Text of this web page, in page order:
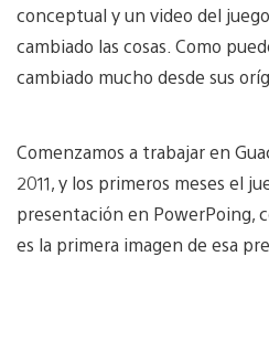
conceptual y un video del
cambiado las cosas. Como
cambiado mucho desde sus
Comenzamos a trabajar en
2011, y los primeros meses el
presentación en PowerPoing,
es la primera imagen de esa